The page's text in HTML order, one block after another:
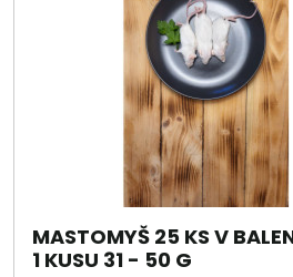
MASTOMYŠ 25 KS V
1 KUSU 31 - 50 G